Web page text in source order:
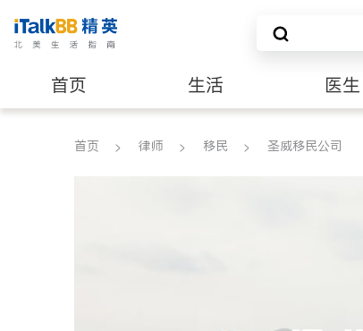
首页 生活 医生
建筑装修
首页 律师 移民 圣威移民公司